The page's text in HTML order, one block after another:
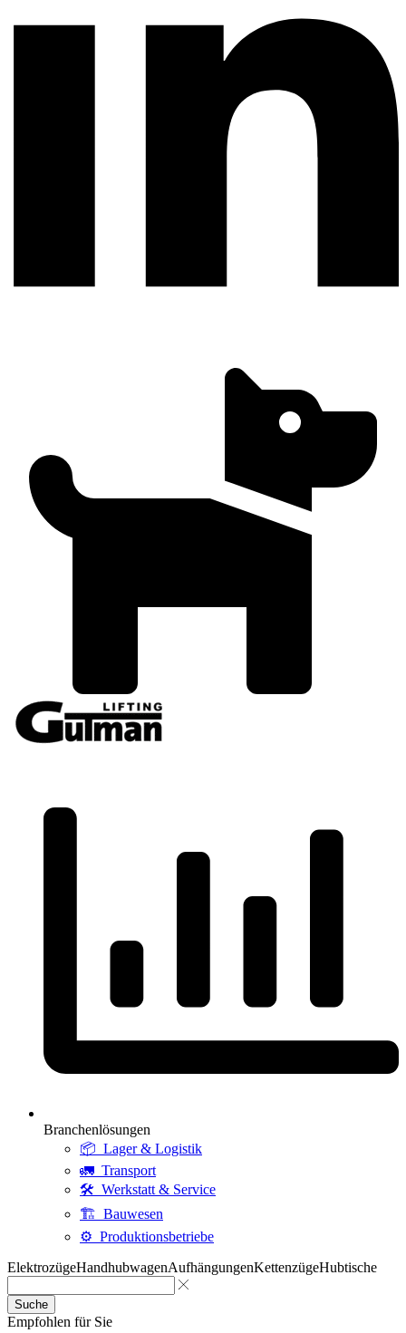
Branchenlösungen
📦 Lager & Logistik
🚛 Transport
🛠 Werkstatt & Service
🏗 Bauwesen
⚙ Produktionsbetriebe
ElektrozügeHandhubwagenAufhängungenKettenzügeHubtische
Suche
Empfohlen für Sie